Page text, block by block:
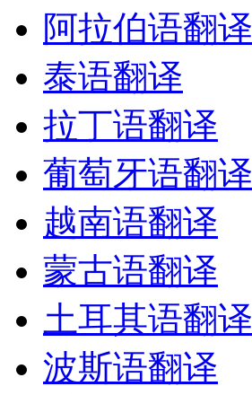
阿拉伯语翻译
泰语翻译
拉丁语翻译
葡萄牙语翻译
越南语翻译
蒙古语翻译
土耳其语翻译
波斯语翻译